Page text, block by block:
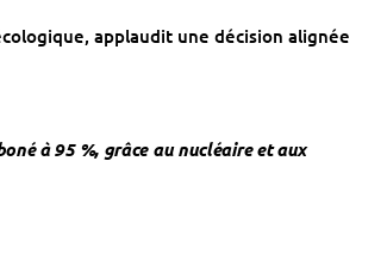
applaudit une décision alignée
à 95 %, grâce au nucléaire et aux